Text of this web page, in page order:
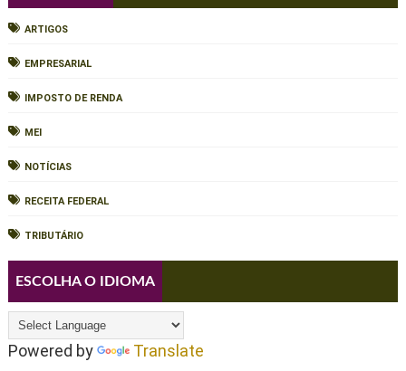
ARTIGOS
EMPRESARIAL
IMPOSTO DE RENDA
MEI
NOTÍCIAS
RECEITA FEDERAL
TRIBUTÁRIO
ESCOLHA O IDIOMA
Powered by Translate